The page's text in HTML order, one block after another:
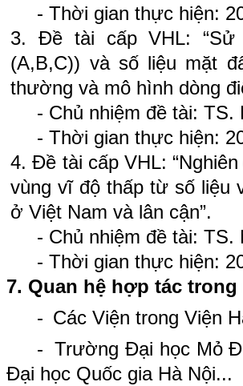
- Thời gian thực hiện:
3.Đề tài cấp VHL:
(A,B,C)) và số liệu mặt
thườngvà mô hình dòng
- Chủ nhiệm đề tài:
- Thời gian thực hiện:
4.Đề tài cấp VHL:
vùng vĩ độ thấp từ số liệu
ở Việt Nam và lân cận”.
- Chủ nhiệm đề tài: TS.
- Thời gian thực hiện:
7. Quan hệ hợp tác
- Các Viện trong Viện
- Trường Đại học Mỏ
Đại học Quốc gia Hà Nội...